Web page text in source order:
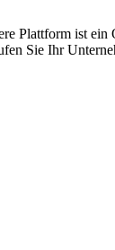
Plattform ist ein
Sie Ihr